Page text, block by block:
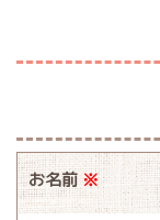
お名前※